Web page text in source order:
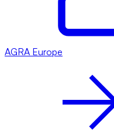
AGRA Europe